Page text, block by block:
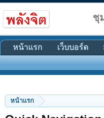
หน้าแรก
ชุ
หน้าแรก เว็บบอร์ด